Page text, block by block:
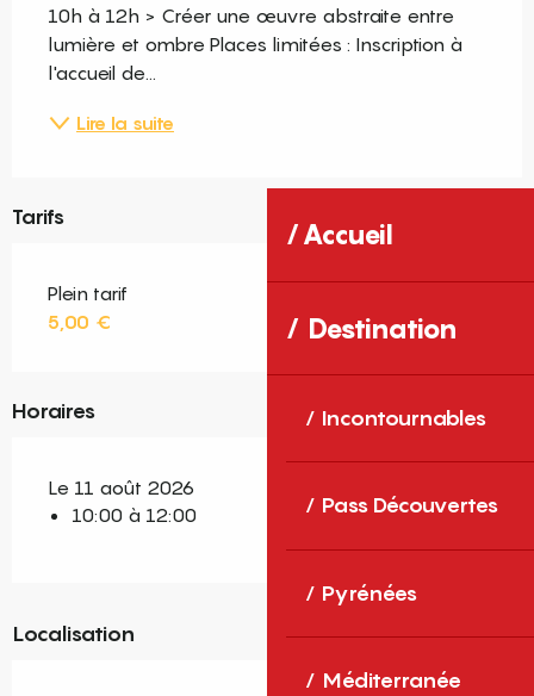
Accueil
Destination
Incontournables
Pass Découvertes
Pyrénées
Méditerranée
10h à 12h > Créer une œuvre abstraite entre
lumière et ombre Places limitées : Inscription à
l'accueil de...
Lire la suite
Tarifs
Plein tarif
5,00 €
Horaires
Le 11 août 2026
10:00 à 12:00
Localisation